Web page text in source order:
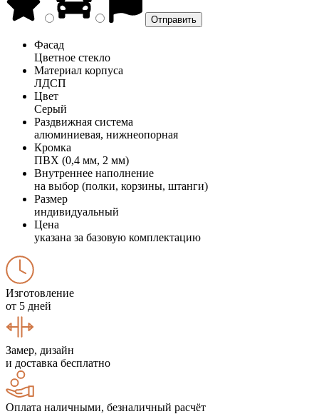
Фасад
Цветное стекло
Материал корпуса
ЛДСП
Цвет
Серый
Раздвижная система
алюминиевая, нижнеопорная
Кромка
ПВХ (0,4 мм, 2 мм)
Внутреннее наполнение
на выбор (полки, корзины, штанги)
Размер
индивидуальный
Цена
указана за базовую комплектацию
Изготовление
от 5 дней
Замер, дизайн
и доставка бесплатно
Оплата наличными, безналичный расчёт